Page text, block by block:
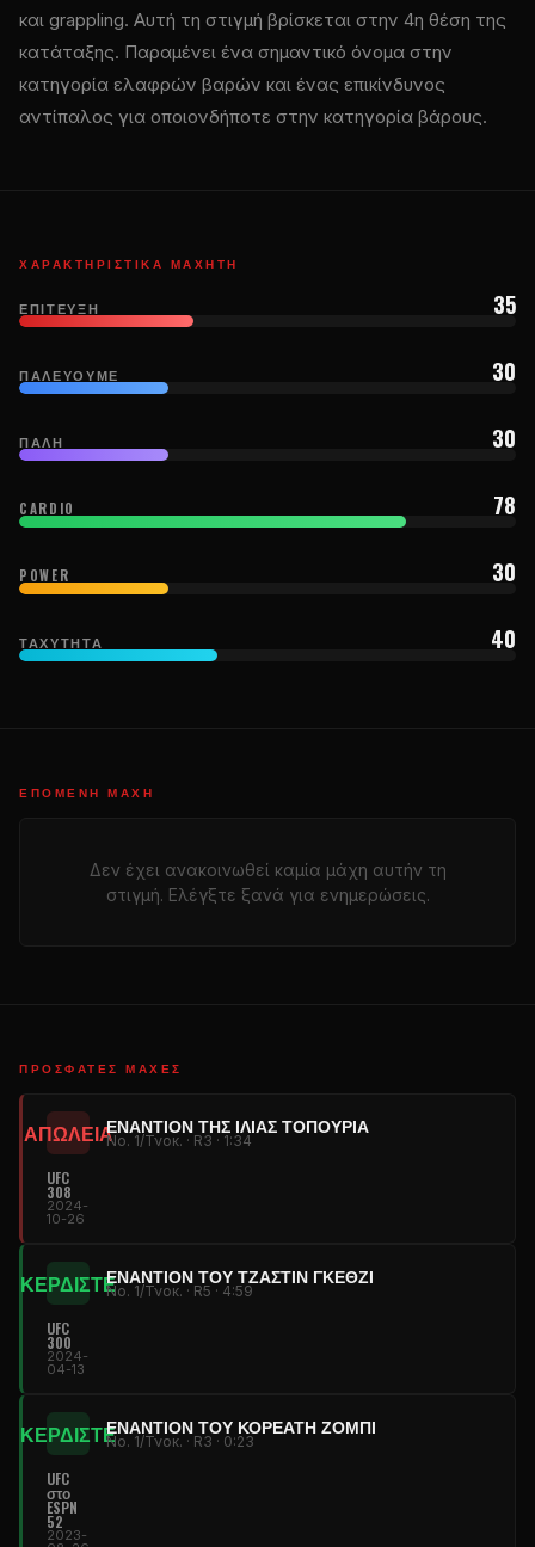
και grappling. Αυτή τη στιγμή βρίσκεται στην 4η θέση της
κατάταξης. Παραμένει ένα σημαντικό όνομα στην
κατηγορία ελαφρών βαρών και ένας επικίνδυνος
αντίπαλος για οποιονδήποτε στην κατηγορία βάρους.
ΧΑΡΑΚΤΗΡΙΣΤΙΚΆ ΜΑΧΗΤΉ
ΕΠΊΤΕΥΞΗ 35
ΠΑΛΕΎΟΥΜΕ 30
ΠΆΛΗ 30
CARDIO 78
POWER 30
ΤΑΧΎΤΗΤΑ 40
ΕΠΌΜΕΝΗ ΜΆΧΗ
Δεν έχει ανακοινωθεί καμία μάχη αυτήν τη
στιγμή. Ελέγξτε ξανά για ενημερώσεις.
ΠΡΌΣΦΑΤΕΣ ΜΆΧΕΣ
ΑΠΩΛΕΙΑΕΝΑΝΤΊΟΝ ΤΗΣ ΙΛΊΑΣ ΤΟΠΟΥΡΊΑ
Νο. 1/Τνοκ. · R3 · 1:34
UFC
308
2024-
10-26
ΚΕΡΔΙΣΤΕΕΝΑΝΤΊΟΝ ΤΟΥ ΤΖΆΣΤΙΝ ΓΚΈΘΖΙ
Νο. 1/Τνοκ. · R5 · 4:59
UFC
300
2024-
04-13
ΚΕΡΔΙΣΤΕΕΝΑΝΤΊΟΝ ΤΟΥ ΚΟΡΕΆΤΗ ΖΌΜΠΙ
Νο. 1/Τνοκ. · R3 · 0:23
UFC
στο
ESPN
52
2023-